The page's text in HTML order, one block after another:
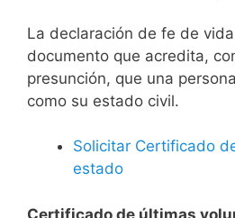
La declaración de fe de
documento que acredita,
presunción, que una
como su estado civil.
Solicitar Certificado
estado
Certificado de últimas